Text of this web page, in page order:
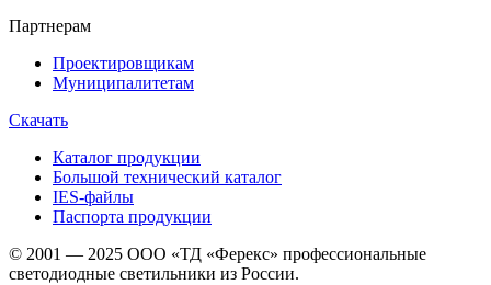
Партнерам
Проектировщикам
Муниципалитетам
Скачать
Каталог продукции
Большой технический каталог
IES-файлы
Паспорта продукции
© 2001 — 2025 ООО «ТД «Ферекс» профессиональные
светодиодные светильники из России.